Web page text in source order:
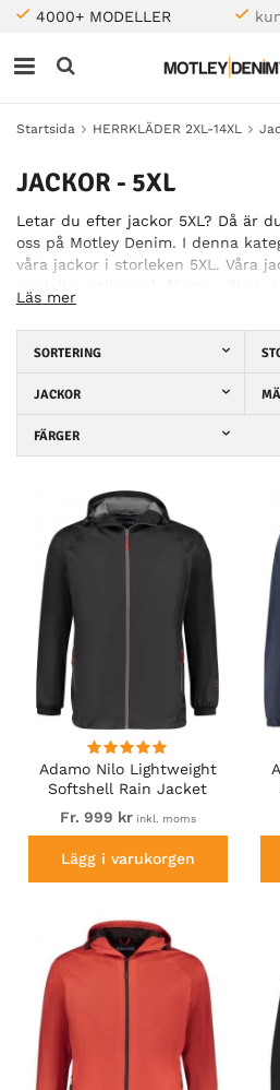
4000+ MODELLER
Startsida HERRKLÄDER 2XL-14XL
JACKOR - 5XL
Letar du efter jackor 5XL? Då är
oss på Motley Denim. I denna
våra jackor i storleken 5XL. Våra
din jakt på den rätta jackan. Vi
flera olika tillfällen och årstider
vinterjacka 5XL. Oavsett om du
vinterdagar så hittar du den hos
trendiga kläder för större män.
hitta i vårt sortiment är D555,
hitta något som faller dig i smaken.
Läs mer
SORTERING
JACKOR
FÄRGER
Adamo Nilo Lightweight
Softshell Rain Jacket
Black
Fr. 999 krinkl. moms
Lägg i varukorgen